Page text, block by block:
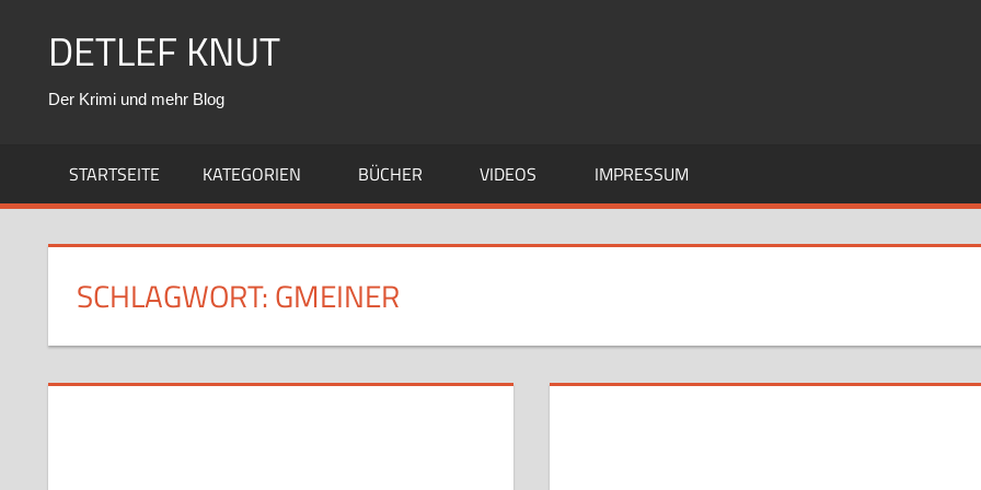
DETLEF KNUT
Der Krimi und mehr Blog
STARTSEITE KATEGORIEN BÜCHER VIDEOS IMPRESSUM
SCHLAGWORT:GMEINER